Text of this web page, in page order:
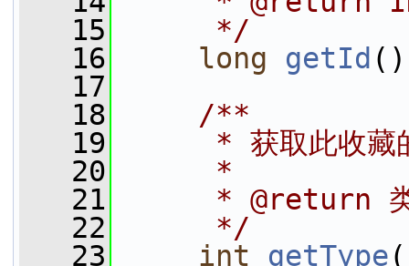
   15
     */
   16
long getId
   17
   18
    /**
   19
* 获取此收藏
   20
     *
   21
* @return
   22
     */
   23
int getType